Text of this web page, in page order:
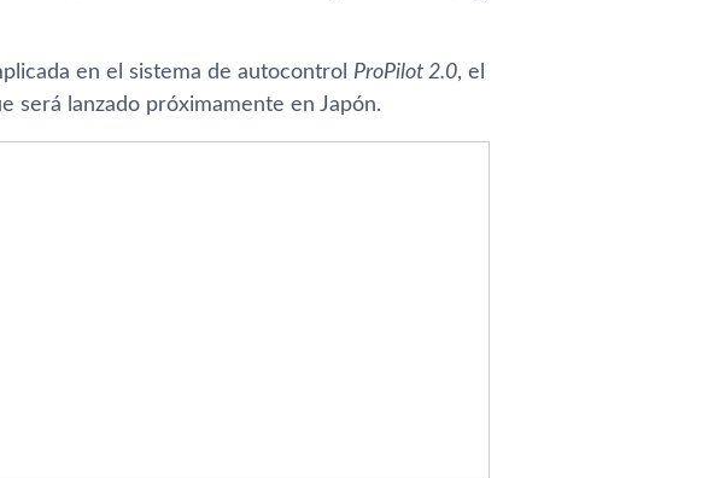
en el sistema de autocontrol ProPilot 2.0, el
será lanzado próximamente en Japón.